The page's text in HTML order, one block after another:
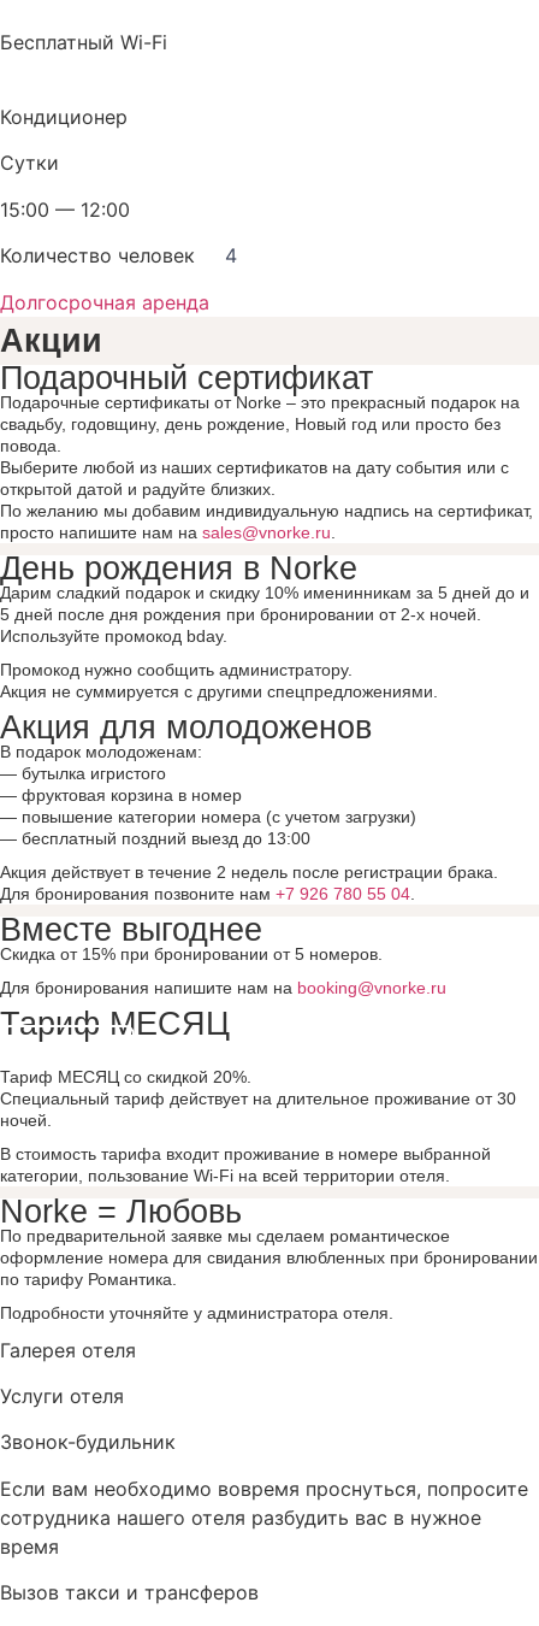
Бесплатный Wi-Fi
Кондиционер
Сутки
15:00 — 12:00
Количество человек 4
Долгосрочная аренда
Акции
Подарочный сертификат
Подарочные сертификаты от Norke – это прекрасный подарок на
свадьбу, годовщину, день рождение, Новый год или просто без
повода.
Выберите любой из наших сертификатов на дату события или с
открытой датой и радуйте близких.
По желанию мы добавим индивидуальную надпись на сертификат,
просто напишите нам на sales@vnorke.ru
День рождения в Norke
Дарим сладкий подарок и скидку 10% именинникам за 5 дней до и
5 дней после дня рождения при бронировании от 2-х ночей.
Используйте промокод bday.
Промокод нужно сообщить администратору.
Акция не суммируется с другими спецпредложениями.
Акция для молодоженов
В подарок молодоженам:
— бутылка игристого
— фруктовая корзина в номер
— повышение категории номера (с учетом загрузки)
— бесплатный поздний выезд до 13:00
Акция действует в течение 2 недель после регистрации брака.
Для бронирования позвоните нам +7 926 780 55 04
Вместе выгоднее
Скидка от 15% при бронировании от 5 номеров.
Для бронирования напишите нам на booking@vnorke.ru
Тариф МЕСЯЦ
Тариф МЕСЯЦ со скидкой 20%.
Специальный тариф действует на длительное проживание от 30
ночей.
В стоимость тарифа входит проживание в номере выбранной
категории, пользование Wi-Fi на всей территории отеля.
Norke = Любовь
По предварительной заявке мы сделаем романтическое
оформление номера для свидания влюбленных при бронировании
по тарифу Романтика.
Подробности уточняйте у администратора отеля.
Галерея отеля
Услуги отеля
Звонок-будильник
Если вам необходимо вовремя проснуться, попросите
сотрудника нашего отеля разбудить вас в нужное
время
Вызов такси и трансферов